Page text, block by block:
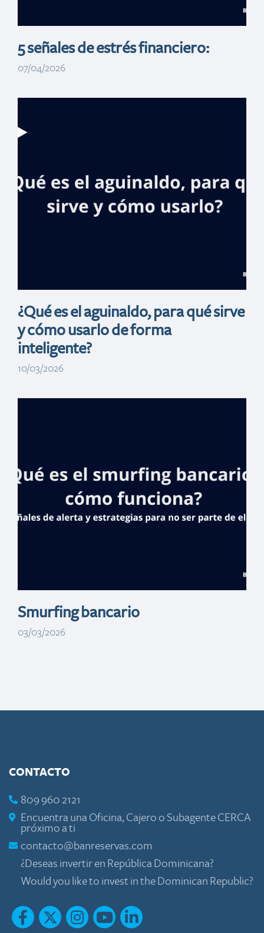
5 señales de estrés financiero:
07/04/2026
ofrece charla
Women in STEM
¿Qué es el aguinaldo, para qué sirve
y cómo usarlo de forma
inteligente?
10/03/2026
ofrece charla
Women in STEM
Smurfing bancario
03/03/2026
CONTACTO
809 960 2121
Encuentra una Oficina, Cajero o Subagente CERCA
próximo a ti
contacto@banreservas.com
¿Deseas invertir en República Dominicana?
Would you like to invest in the Dominican Republic?